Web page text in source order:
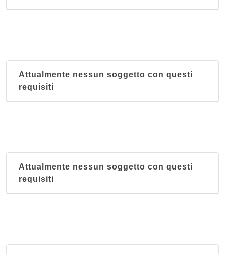
Attualmente nessun soggetto con questi
requisiti
Attualmente nessun soggetto con questi
requisiti